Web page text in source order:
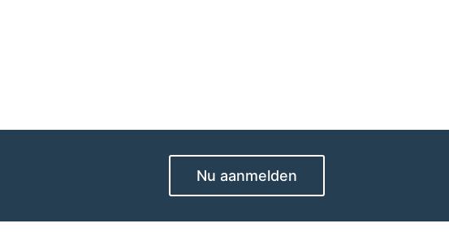
Nu aanmelden